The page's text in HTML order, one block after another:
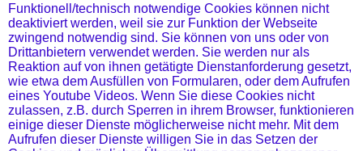
Funktionell/technisch notwendige Cookies können nicht
deaktiviert werden, weil sie zur Funktion der Webseite
zwingend notwendig sind. Sie können von uns oder von
Drittanbietern verwendet werden. Sie werden nur als
Reaktion auf von ihnen getätigte Dienstanforderung gesetzt,
wie etwa dem Ausfüllen von Formularen, oder dem Aufrufen
eines Youtube Videos. Wenn Sie diese Cookies nicht
zulassen, z.B. durch Sperren in ihrem Browser, funktionieren
einige dieser Dienste möglicherweise nicht mehr. Mit dem
Aufrufen dieser Dienste willigen Sie in das Setzen der